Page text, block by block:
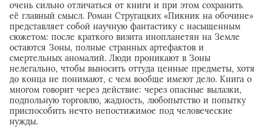
очень сильно отличаться от книги и при этом сохранить
её главный смысл. Роман Стругацких «Пикник на обочине»
представляет собой научную фантастику с насыщенным
сюжетом: после краткого визита инопланетян на Земле
остаются Зоны, полные странных артефактов и
смертельных аномалий. Люди проникают в Зоны
нелегально, чтобы выносить оттуда ценные предметы, хотя
до конца не понимают, с чем вообще имеют дело. Книга о
многом говорит через действие: через опасные вылазки,
подпольную торговлю, жадность, любопытство и попытку
приспособить нечто непостижимое под человеческие
нужды.